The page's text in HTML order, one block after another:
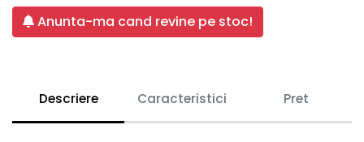
Anunta-ma cand revine pe stoc!
Descriere Caracteristici Pret